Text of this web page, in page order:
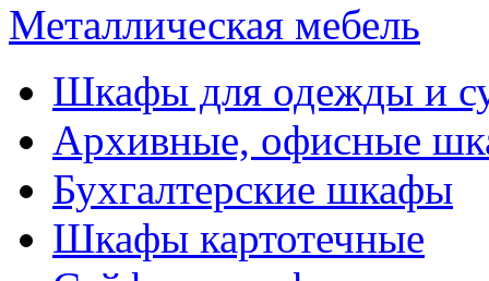
Металлическая мебель
Шкафы для одежды и
Архивные, офисные
Бухгалтерские шкафы
Шкафы картотечные